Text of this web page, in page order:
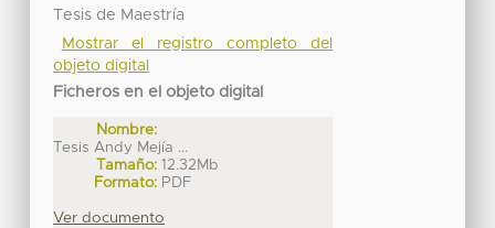
Tesis de Maestría
Mostrar el registro completo del
objeto digital
Ficheros en el objeto digital
Nombre:
Tesis Andy Mejía ...
Tamaño: 12.32Mb
Formato: PDF
Ver documento